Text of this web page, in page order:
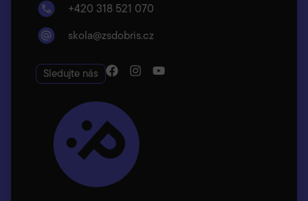
+420 318 521 070
skola@zsdobris.cz
Sledujte nás